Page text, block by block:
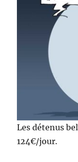
Les détenus
124€/jour.